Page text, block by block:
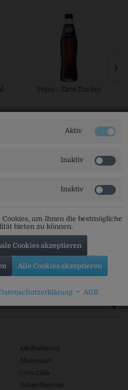
Pepsi - Zero Zucker
Adelholzener
Abenstaler
Coca Cola
Hohenthanner
Aktiv
Inaktiv
Inaktiv
um Ihnen die bestmögliche
bieten zu können.
Cookies akzeptieren
Alle Cookies akzeptieren
AGB